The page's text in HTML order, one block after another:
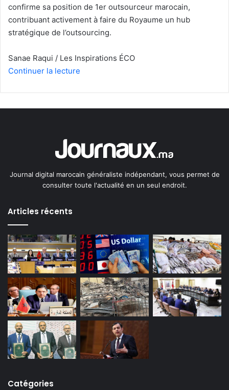
confirme sa position de 1er outsourceur marocain,
contribuant activement à faire du Royaume un hub
stratégique de l’outsourcing.
Sanae Raqui / Les Inspirations ÉCO
Continuer la lecture
Journal digital marocain généraliste indépendant, vous permet de
consulter toute l'actualité en un seul endroit.
Articles récents
Catégories